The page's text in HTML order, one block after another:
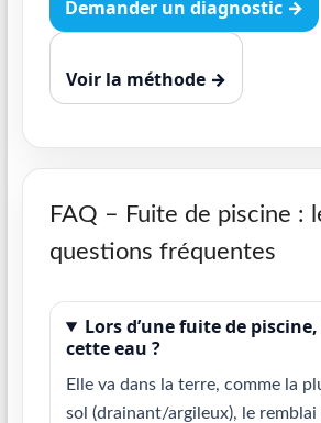
Demander un diagnostic →
Voir la méthode →
FAQ – Fuite de piscine :
questions fréquentes
Lors d’une fuite de
cette eau ?
Elle va dans la terre, comme la
sol (drainant/argileux), le